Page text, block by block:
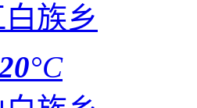
族乡
°C